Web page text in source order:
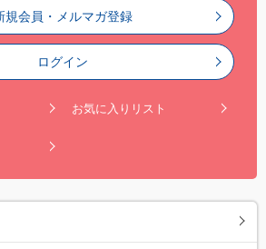
規会員・メルマガ登録
ログイン
お気に入りリスト